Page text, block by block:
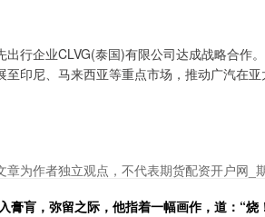
行企业CLVG(泰国)有限公司达成战略合作
印尼、马来西亚等重点市场，推动广汽在
章为作者独立观点，不代表期货配资开户网_
膏肓，弥留之际，他指着一幅画作，道：“烧